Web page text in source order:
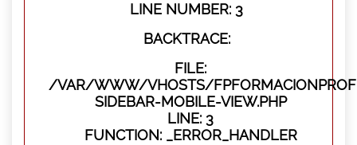
LINE NUMBER: 3
BACKTRACE:
FILE:
/VAR/WWW/VHOSTS/
SIDEBAR-MOBILE-VIEW.PHP
LINE: 3
FUNCTION: _ERROR_HANDLER